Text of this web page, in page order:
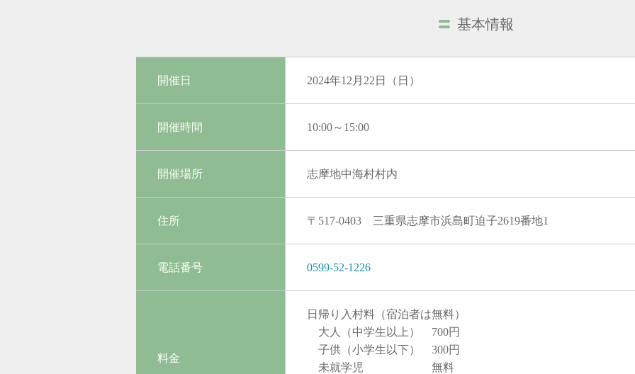
基本情報
開催日 2024年12月22日（日）
開催時間 10:00～15:00
開催場所 志摩地中海村村内
住所 〒517-0403 三重県志摩市浜島町迫子2619番地1
電話番号 0599-52-1226
料金
日帰り入村料（宿泊者は無料）
大人（中学生以上） 700円
子供（小学生以下） 300円
未就学児 無料